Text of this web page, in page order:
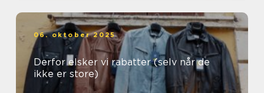
06. oktober 2025
Derfor elsker vi rabatter (selv når de
ikke er store)